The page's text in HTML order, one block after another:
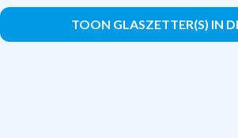
TOON GLASZETTER(S) IN